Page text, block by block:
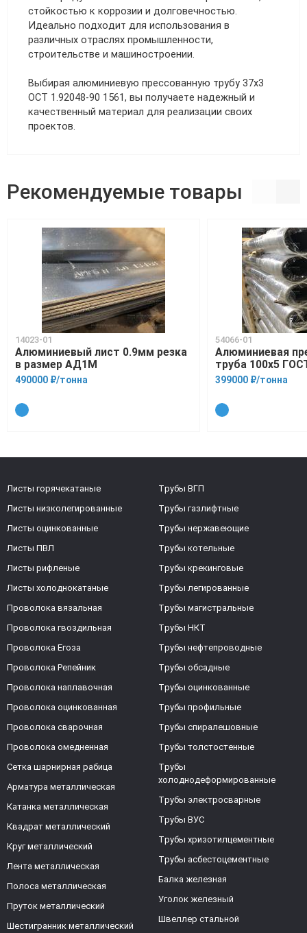
стойкостью к коррозии и долговечностью.
Идеально подходит для использования в
различных отраслях промышленности,
строительстве и машиностроении.
Выбирая алюминиевую прессованную трубу 37х3
ОСТ 1.92048-90 1561, вы получаете надежный и
качественный материал для реализации своих
проектов.
Рекомендуемые товары
14023-01
Алюминиевый лист 0.9мм резка
в размер АД1М
490000 ₽/тонна
54066-01
Алюминиевая
труба 100х5
399000 ₽/тонна
Листы горячекатаные
Листы низколегированные
Листы оцинкованные
Листы ПВЛ
Листы рифленые
Листы холоднокатаные
Проволока вязальная
Проволока гвоздильная
Проволока Егоза
Проволока Репейник
Проволока наплавочная
Проволока оцинкованная
Проволока сварочная
Проволока омедненная
Сетка шарнирная рабица
Арматура металлическая
Катанка металлическая
Квадрат металлический
Круг металлический
Лента металлическая
Полоса металлическая
Пруток металлический
Шестигранник металлический
Трубы ВГП
Трубы газлифтные
Трубы нержавеющие
Трубы котельные
Трубы крекинговые
Трубы легированные
Трубы магистральные
Трубы НКТ
Трубы нефтепроводные
Трубы обсадные
Трубы оцинкованные
Трубы профильные
Трубы спиралешовные
Трубы толстостенные
Трубы
холоднодеформированные
Трубы электросварные
Трубы ВУС
Трубы хризотилцементные
Трубы асбестоцементные
Балка железная
Уголок железный
Швеллер стальной